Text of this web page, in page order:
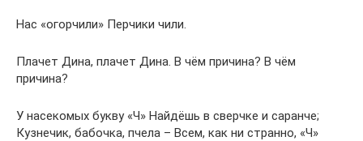
Нас «огорчили» Перчики чили.
Плачет Дина, плачет Дина. В чём причина? В чём
причина?
У насекомых букву «Ч» Найдёшь в сверчке и саранче;
Кузнечик, бабочка, пчела – Всем, как ни странно, «Ч»